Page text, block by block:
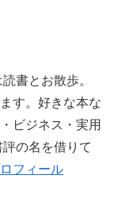
書とお散歩。
す。好きな本な
ビジネス・実用
の名を借りて
フィール